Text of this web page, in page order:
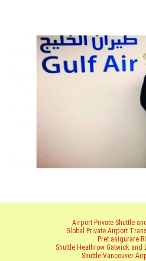
Airport Private Shuttle
Global Private Airport
Pret asigurare
Shuttle Heathrow Gatwick
Shuttle Vancouver